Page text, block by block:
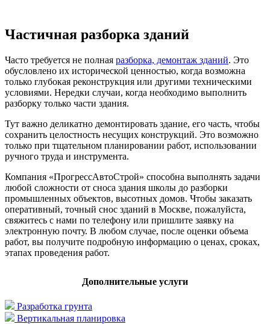
Частичная разборка зданий
Часто требуется не полная разборка, демонтаж зданий. Это
обусловлено их исторической ценностью, когда возможна
только глубокая реконструкция или другими техническими
условиями. Нередки случаи, когда необходимо выполнить
разборку только части здания.
Тут важно деликатно демонтировать здание, его часть, чтобы
сохранить целостность несущих конструкций. Это возможно
только при тщательном планировании работ, использовании
ручного труда и инструмента.
Компания «ПрогрессАвтоСтрой» способна выполнять задачи
любой сложности от сноса здания школы до разборки
промышленных объектов, высотных домов. Чтобы заказать
оперативный, точный снос зданий в Москве, пожалуйста,
свяжитесь с нами по телефону или пришлите заявку на
электронную почту. В любом случае, после оценки объема
работ, вы получите подробную информацию о ценах, сроках,
этапах проведения работ.
Дополнительные услуги
Разработка грунта
Вертикальная планировка